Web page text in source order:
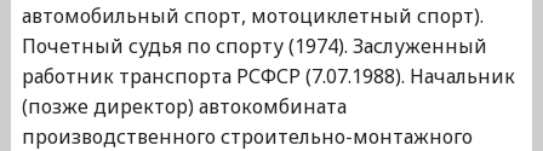
автомобильный спорт, мотоциклетный спорт).
Почетный судья по спорту (1974). Заслуженный
работник транспорта РСФСР (7.07.1988). Начальник
(позже директор) автокомбината
производственного строительно-монтажного